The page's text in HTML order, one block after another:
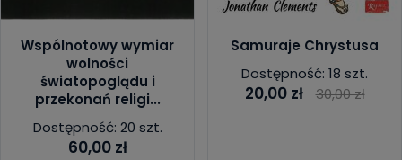
Wspólnotowy wymiar
wolności
światopoglądu i
przekonań religi...
Dostępność: 20 szt.
60,00 zł
Samuraje Chrystusa
Dostępność: 18 szt.
20,00 zł 30,00 zł